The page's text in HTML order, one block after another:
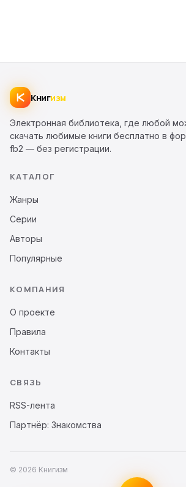
Книгизм
Электронная библиотека, где любой
скачать любимые книги бесплатно в
fb2 — без регистрации.
КАТАЛОГ
Жанры
Серии
Авторы
Популярные
КОМПАНИЯ
О проекте
Правила
Контакты
СВЯЗЬ
RSS-лента
Партнёр: Знакомства
© 2026 Книгизм